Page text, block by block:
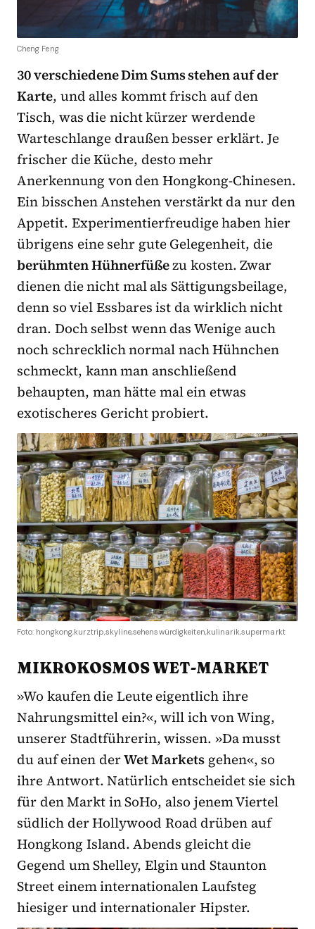
Cheng Feng
30 verschiedene Dim Sums stehen auf der
Karte, und alles kommt frisch auf den
Tisch, was die nicht kürzer werdende
Warteschlange draußen besser erklärt. Je
frischer die Küche, desto mehr
Anerkennung von den Hongkong-Chinesen.
Ein bisschen Anstehen verstärkt da nur den
Appetit. Experimentierfreudige haben hier
übrigens eine sehr gute Gelegenheit, die
berühmten Hühnerfüßezu kosten. Zwar
dienen die nicht mal als Sättigungsbeilage,
denn so viel Essbares ist da wirklich nicht
dran. Doch selbst wenn das Wenige auch
noch schrecklich normal nach Hühnchen
schmeckt, kann man anschließend
behaupten, man hätte mal ein etwas
exotischeres Gericht probiert.
Foto: hongkong,kurztrip,skyline,sehenswürdigkeiten,kulinarik,supermarkt
MIKROKOSMOS WET-MARKET
»Wo kaufen die Leute eigentlich ihre
Nahrungsmittel ein?«, will ich von Wing,
unserer Stadtführerin, wissen. »Da musst
du auf einen derWet Markets gehen«, so
ihre Antwort. Natürlich entscheidet sie sich
für den Markt in SoHo, also jenem Viertel
südlich der Hollywood Road drüben auf
Hongkong Island. Abends gleicht die
Gegend um Shelley, Elgin und Staunton
Street einem internationalen Laufsteg
hiesiger und internationaler Hipster.